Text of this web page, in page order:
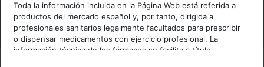
Cancelar
Toda la información incluida en la Página Web está referida a
productos del mercado español y, por tanto, dirigida a
profesionales sanitarios legalmente facultados para prescribir
o dispensar medicamentos con ejercicio profesional. La
información técnica de los fármacos se facilita a título
meramente informativo, siendo responsabilidad de los